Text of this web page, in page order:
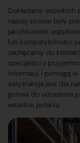
Dokładamy
naszej stronie były
jakichkolwiek
lub kompatybilności
zachęcamy do
specjaliści z
informacji i pomogą
satysfakcja jest dla
gotowi do udzielenia
wszelkie pytania.